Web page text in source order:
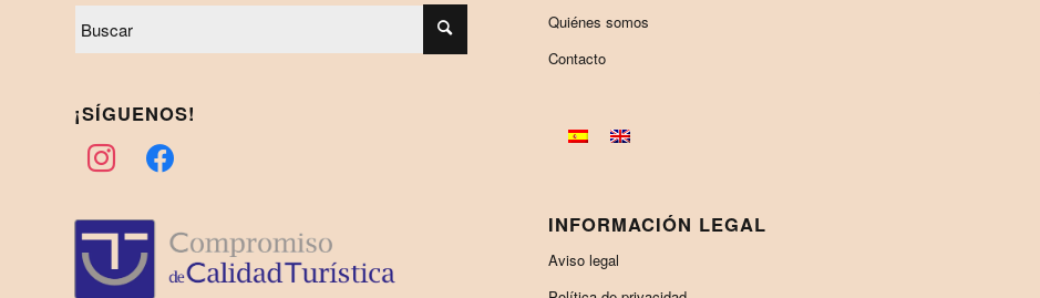
¡SÍGUENOS!
instagramfacebook
Quiénes somos
Contacto
INFORMACIÓN LEGAL
Aviso legal